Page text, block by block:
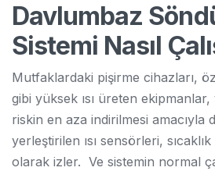
Davlumbaz
Sistemi Nasıl
Mutfaklardaki pişirme cihazları,
gibi yüksek ısı üreten ekipmanlar,
riskin en aza indirilmesi amacıyla
yerleştirilen ısı sensörleri, sıcaklık
olarak izler. Ve sistemin normal